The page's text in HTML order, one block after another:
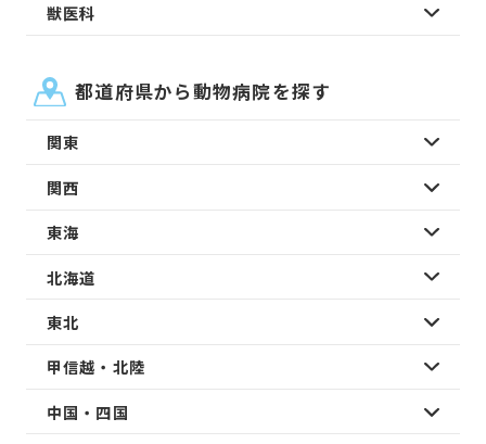
獣医科
都道府県から動物病院を探す
関東
関西
東海
北海道
東北
甲信越・北陸
中国・四国